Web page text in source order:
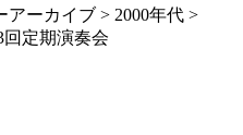
アーカイブ > 2000年代 >
定期演奏会